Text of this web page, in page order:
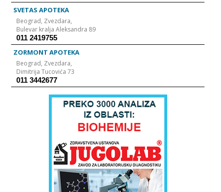
SVETAS APOTEKA
Beograd, Zvezdara,
Bulevar kralja Aleksandra 89
011 2419755
ZORMONT APOTEKA
Beograd, Zvezdara,
Dimitrija Tucovića 73
011 3442677